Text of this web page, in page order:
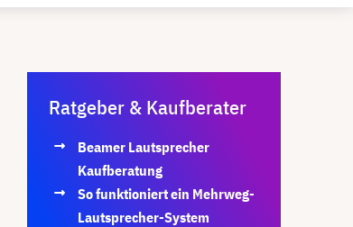
Ratgeber & Kaufberater
Beamer Lautsprecher
Kaufberatung
So funktioniert ein Mehrweg-
Lautsprecher-System